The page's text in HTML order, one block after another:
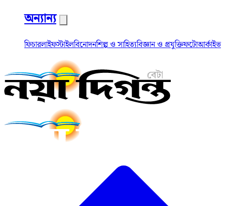
অন্যান্য
ফিচারলাইফস্টাইলবিনোদনশিল্প ও সাহিত্যবিজ্ঞান ও প্রযুক্তিফটোআর্কাইভ